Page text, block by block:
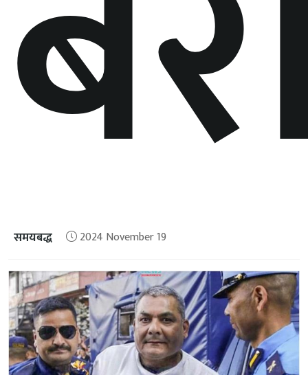
समयबद्ध 2024 November 19